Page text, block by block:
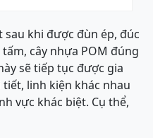
khi được đùn ép, đúc
cây nhựa POM đúng
sẽ tiếp tục được gia
linh kiện khác nhau
vực khác biệt. Cụ thể,